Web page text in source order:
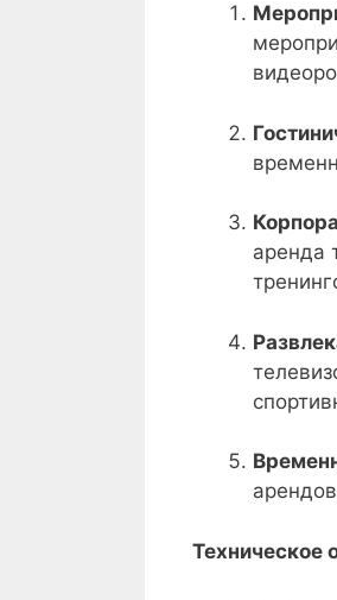
аренда
Техническое